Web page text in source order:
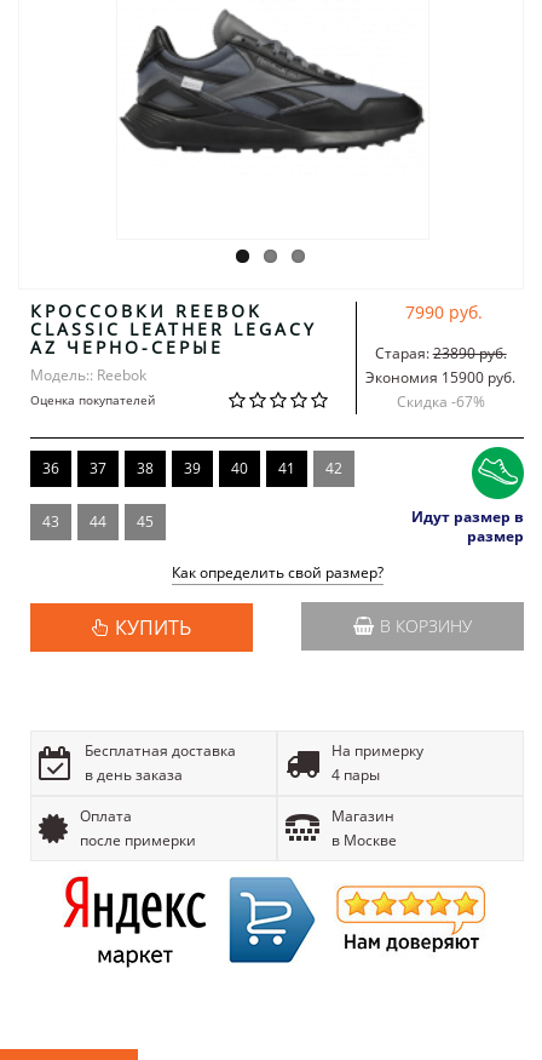
КРОССОВКИ REEBOK
CLASSIC LEATHER LEGACY
AZ ЧЕРНО-СЕРЫЕ
Модель:: Reebok
Оценка покупателей
7990 руб.
Старая:23890 руб.
Экономия 15900 руб.
Скидка -67%
36 37 38 39 40 41 42
43 44 45
Идут размер в
размер
Как определить свой размер?
КУПИТЬ В КОРЗИНУ
Бесплатная доставка
в день заказа
На примерку
4 пары
Оплата
после примерки
Магазин
в Москве